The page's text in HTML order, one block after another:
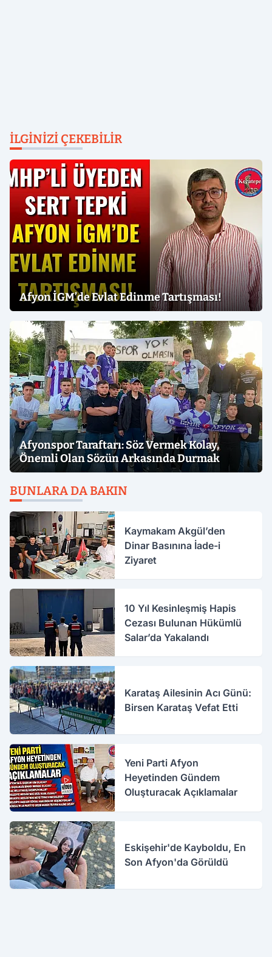
İLGINIZI ÇEKEBILIR
Afyon İGM’de Evlat Edinme Tartışması!
Afyonspor Taraftarı: Söz Vermek Kolay,
Önemli Olan Sözün Arkasında Durmak
BUNLARA DA BAKIN
Kaymakam Akgül’den
Dinar Basınına İade-i
Ziyaret
10 Yıl Kesinleşmiş Hapis
Cezası Bulunan Hükümlü
Salar’da Yakalandı
Karataş Ailesinin Acı Günü:
Birsen Karataş Vefat Etti
Yeni Parti Afyon
Heyetinden Gündem
Oluşturacak Açıklamalar
Eskişehir'de Kayboldu, En
Son Afyon'da Görüldü